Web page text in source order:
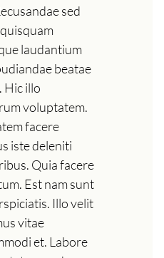
sed
laudantium
beatae
Hic illo
voluptatem.
facere
iste deleniti
Quia facere
Est nam sunt
Illo velit
vitae
et. Labore